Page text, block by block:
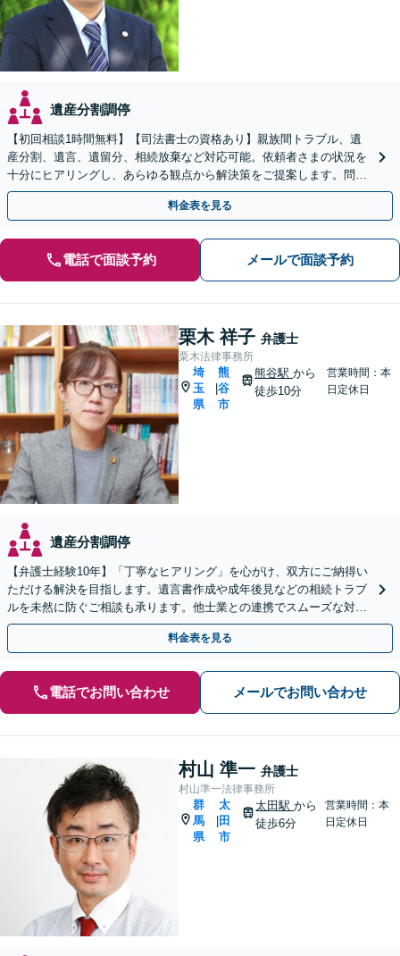
遺産分割調停
【初回相談1時間無料】【司法書士の資格あり】親族間トラブル、遺
産分割、遺言、遺留分、相続放棄など対応可能。依頼者さまの状況を
十分にヒアリングし、あらゆる観点から解決策をご提案します。問題
が複雑化する前にご相談ください。【熊谷駅徒歩10分】
料金表を見る
電話で面談予約 メールで面談予約
栗木 祥子 弁護士
栗木法律事務所
埼
玉
県
熊
谷
市
熊谷駅 から
徒歩10分
営業時間：本
日定休日
遺産分割調停
【弁護士経験10年】「丁寧なヒアリング」を心がけ、双方にご納得い
ただける解決を目指します。遺言書作成や成年後見などの相続トラブ
ルを未然に防ぐご相談も承ります。他士業との連携でスムーズな対処
が可能です
料金表を見る
電話でお問い合わせ メールでお問い合わせ
村山 準一 弁護士
村山準一法律事務所
群
馬
県
太
田
市
太田駅から
徒歩6分
営業時間：本
日定休日